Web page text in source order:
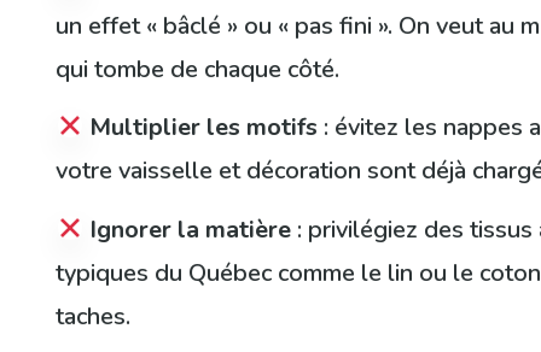
un effet « bâclé » ou « pas fini ». On veut au
qui tombe de chaque côté.
Multiplier les motifs : évitez les nappes
votre vaisselle et décoration sont déjà
Ignorer la matière : privilégiez des
typiques du Québec comme le lin ou le
taches.